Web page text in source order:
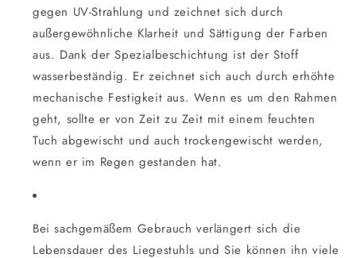
gegen UV-Strahlung und zeichnet sich durch
außergewöhnliche Klarheit und Sättigung der Farben
aus. Dank der Spezialbeschichtung ist der Stoff
wasserbeständig. Er zeichnet sich auch durch erhöhte
mechanische Festigkeit aus. Wenn es um den Rahmen
geht, sollte er von Zeit zu Zeit mit einem feuchten
Tuch abgewischt und auch trockengewischt werden,
wenn er im Regen gestanden hat.
Bei sachgemäßem Gebrauch verlängert sich die
Lebensdauer des Liegestuhls und Sie können ihn viele